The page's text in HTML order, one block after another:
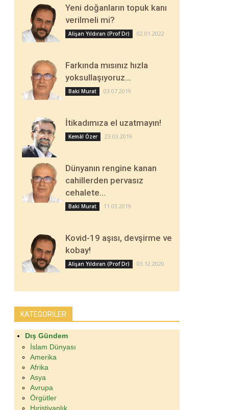
Yeni doğanların topuk kanı
verilmeli mi?
Alişan Yıldıran (Prof Dr) 02.01.2022
Farkında mısınız hızla
yoksullaşıyoruz…
Baki Murat 03.07.2019
İtikadımıza el uzatmayın!
Kemâl Özer 23.03.2019
Dünyanın rengine kanan
cahillerden pervasız
cehalete…
Baki Murat 11.03.2019
Kovid-19 aşısı, devşirme ve
kobay!
Alişan Yıldıran (Prof Dr) 03.12.2020
KATEGORİLER
Dış Gündem
İslam Dünyası
Amerika
Afrika
Asya
Avrupa
Örgütler
Hıristiyanlık